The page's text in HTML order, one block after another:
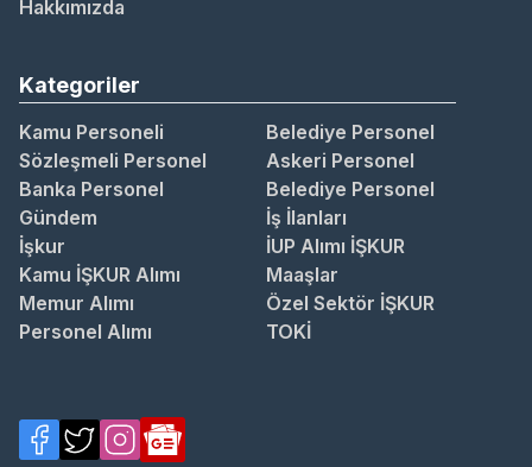
Hakkımızda
Kategoriler
Kamu Personeli
Belediye Personel
Sözleşmeli Personel
Askeri Personel
Banka Personel
Belediye Personel
Gündem
İş İlanları
İşkur
İUP Alımı İŞKUR
Kamu İŞKUR Alımı
Maaşlar
Memur Alımı
Özel Sektör İŞKUR
Personel Alımı
TOKİ